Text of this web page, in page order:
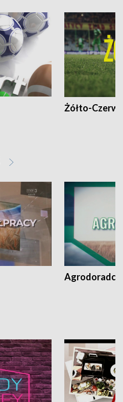
Żółto-
Agrodoradcy